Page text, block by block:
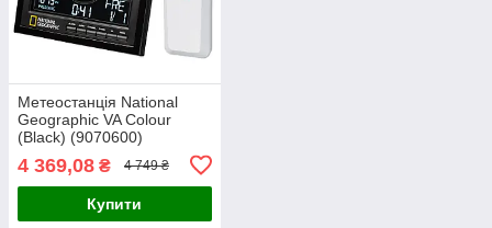
Метеостанція National
Geographic VA Colour
(Black) (9070600)
4 369,08 ₴ 4 749 ₴
Купити